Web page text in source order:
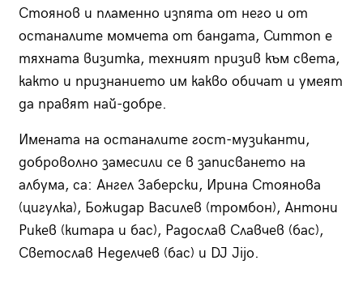
Стоянов и пламенно изпята от него и от
останалите момчета от бандата, Cummon е
тяхната визитка, техният призив към света,
както и признанието им какво обичат и умеят
да правят най-добре.
Имената на останалите гост-музиканти,
доброволно замесили се в записването на
албума, са: Ангел Заберски, Ирина Стоянова
(цигулка), Божидар Василев (тромбон), Антони
Рикев (китара и бас), Радослав Славчев (бас),
Светослав Неделчев (бас) и DJ Jijo.